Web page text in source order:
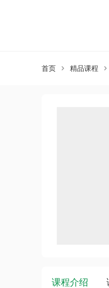
首页  精品课程 
课程介绍